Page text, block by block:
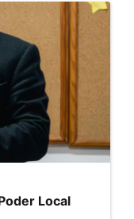
Local